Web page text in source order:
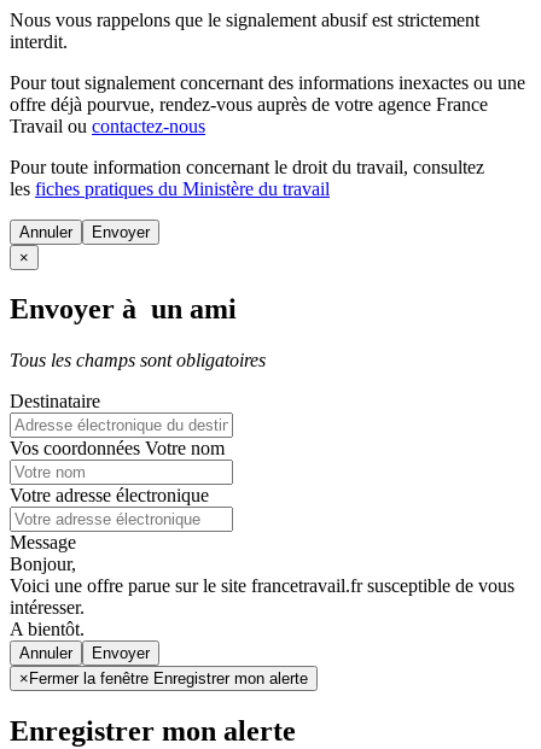
Nous vous rappelons que le signalement abusif est strictement
interdit.
Pour tout signalement concernant des informations inexactes ou une
offre déjà pourvue, rendez-vous auprès de votre agence France
Travail ou contactez-nous
Pour toute information concernant le droit du travail, consultez
les fiches pratiques du Ministère du travail
Annuler
×
Envoyer à un ami
Tous les champs sont obligatoires
Destinataire
Vos coordonnées Votre nom
Votre adresse électronique
Message
Bonjour,
Voici une offre parue sur le site francetravail.fr susceptible de vous
intéresser.
A bientôt.
Annuler
× Fermer la fenêtre Enregistrer mon alerte
Enregistrer mon alerte